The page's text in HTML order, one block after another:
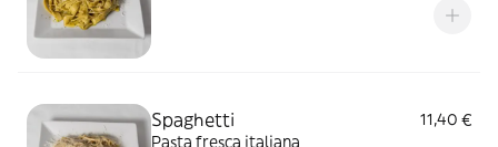
Spaghetti
11,40 €
Pasta fresca italiana